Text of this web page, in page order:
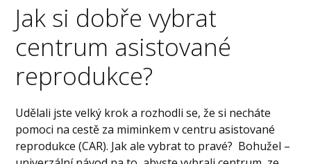
Jak si dobře vybrat
centrum asistované
reprodukce?
Udělali jste velký krok a rozhodli se, že si necháte
pomoci na cestě za miminkem v centru asistované
reprodukce (CAR). Jak ale vybrat to pravé? Bohužel –